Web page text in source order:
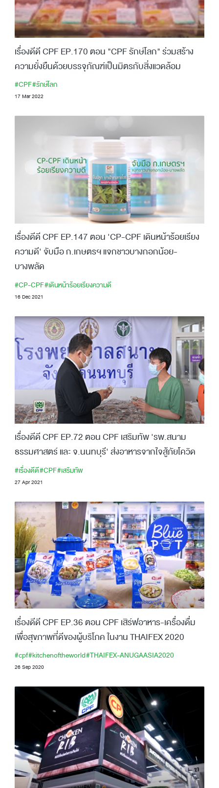
เรื่องดีดี CPF EP.170 ตอน "CPF รักษ์โลก" ร่วมสร้าง
ความยั่งยืนด้วยบรรจุภัณฑ์เป็นมิตรกับสิ่งแวดล้อม
#CPF#รักษ์โลก
17 Mar 2022
เรื่องดีดี CPF EP.147 ตอน 'CP-CPF เดินหน้าร้อยเรียง
ความดี' จับมือ ก.เกษตรฯ แจกชาวบางกอกน้อย-
บางพลัด
#CP-CPF#เดินหน้าร้อยเรียงความดี
16 Dec 2021
เรื่องดีดี CPF EP.72 ตอน CPF เสริมทัพ 'รพ.สนาม
ธรรมศาสตร์ และ จ.นนทบุรี' ส่งอาหารจากใจสู้ภัยโควิด
#เรื่องดีดี#CPF#เสริมทัพ
27 Apr 2021
เรื่องดีดี CPF EP.36 ตอน CPF เสิร์ฟอาหาร-เครื่องดื่ม
เพื่อสุขภาพที่ดีของผู้บริโภค ในงาน THAIFEX 2020
#cpf#kitchenoftheworld#THAIFEX-ANUGAASIA2020
26 Sep 2020